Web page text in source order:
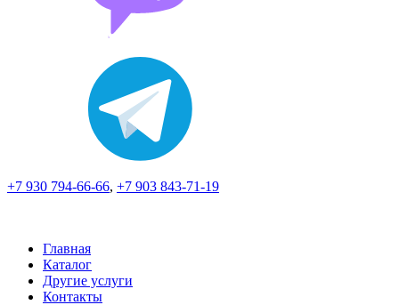
+7 930 794-66-66, +7 903 843-71-19
Главная
Каталог
Другие услуги
Контакты